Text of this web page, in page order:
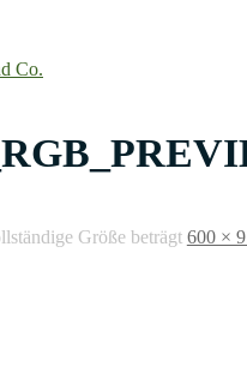
Co.
Größe beträgt 600 ×